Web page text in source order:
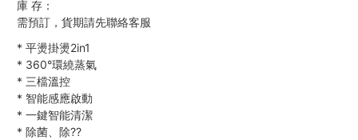
庫 存：
需預訂，貨期請先聯絡客服
* 平燙掛燙2in1
* 360°環繞蒸氣
* 三檔溫控
* 智能感應啟動
* 一鍵智能清潔
* 除菌、除??